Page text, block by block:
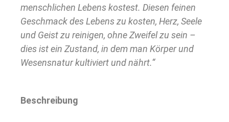
menschlichen Lebens kostest. Diesen feinen
Geschmack des Lebens zu kosten, Herz, Seele
und Geist zu reinigen, ohne Zweifel zu sein –
dies ist ein Zustand, in dem man Körper und
Wesensnatur kultiviert und nährt.“
Beschreibung